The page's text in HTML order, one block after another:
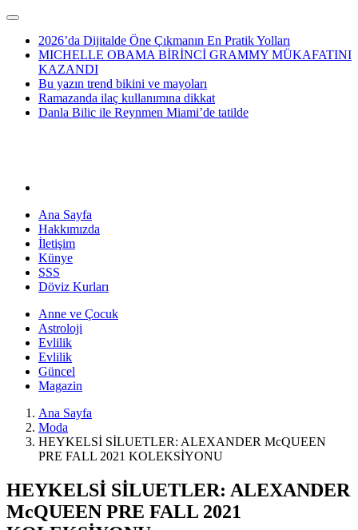
2026’da Dijitalde Öne Çıkmanın En Pratik Yolları
MICHELLE OBAMA BİRİNCİ GRAMMY MÜKAFATINI
KAZANDI
Bu yazın trend bikini ve mayoları
Ramazanda ilaç kullanımına dikkat
Danla Bilic ile Reynmen Miami’de tatilde
Ana Sayfa
Hakkımızda
İletişim
Künye
SSS
Döviz Kurları
Anne ve Çocuk
Astroloji
Evlilik
Evlilik
Güncel
Magazin
Ana Sayfa
Moda
HEYKELSİ SİLUETLER: ALEXANDER McQUEEN
PRE FALL 2021 KOLEKSİYONU
HEYKELSİ SİLUETLER: ALEXANDER
McQUEEN PRE FALL 2021